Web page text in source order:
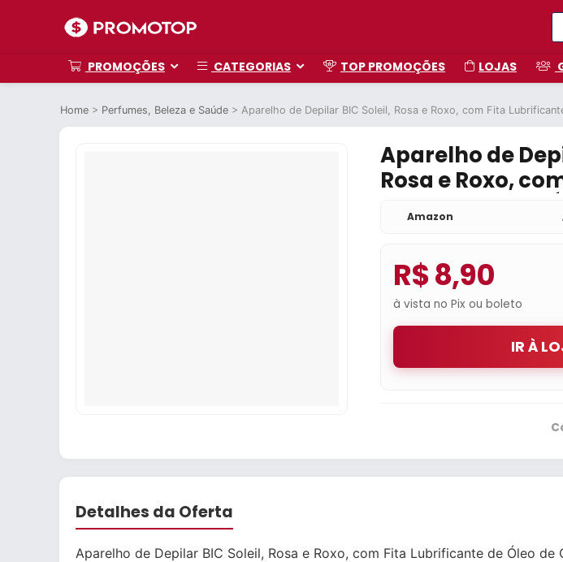
PROMOÇÕES CATEGORIAS TOP PROMOÇÕES LOJAS
Home > Perfumes, Beleza e Saúde > Aparelho de Depilar BIC Soleil, Rosa e Roxo, com Fita
Aparelho de
Rosa e Roxo,
Lubrificante de
919463, 2
Amazon
R$ 8,90
à vista no Pix ou boleto
IR À
Detalhes da Oferta
Aparelho de Depilar BIC Soleil, Rosa e Roxo, com Fita Lubrificante de Óleo de